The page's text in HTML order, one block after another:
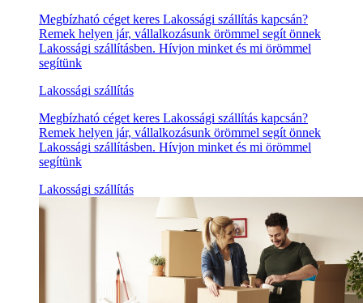
Megbízható céget keres Lakossági szállítás kapcsán?
Remek helyen jár, vállalkozásunk örömmel segít önnek
Lakossági szállításben. Hívjon minket és mi örömmel
segítünk
Lakossági szállítás
Megbízható céget keres Lakossági szállítás kapcsán?
Remek helyen jár, vállalkozásunk örömmel segít önnek
Lakossági szállításben. Hívjon minket és mi örömmel
segítünk
Lakossági szállítás